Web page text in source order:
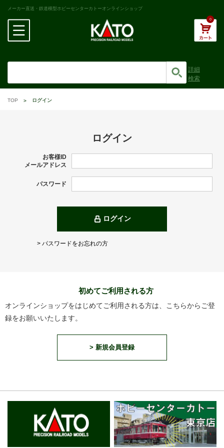
メーカー直送・鉄道模型ホビーセンターカトーオンラインショップ
0
詳細
検索
TOP ログイン
ログイン
お客様ID
メールアドレス
パスワード
ログイン
> パスワードをお忘れの方
初めてご利用される方
オンラインショップをはじめてご利用される方は、こちらからご登
録をお願いいたします。
> 新規会員登録